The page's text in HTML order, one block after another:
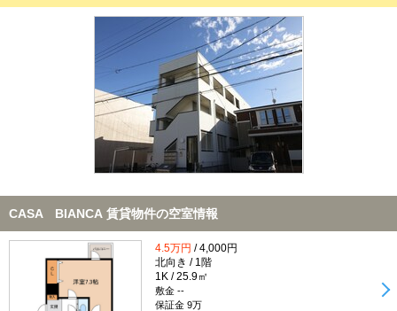
物件特集から
不動産会社から
TOP
CASA BIANCA 賃貸物件の空室情報
4.5万円 / 4,000円
北向き / 1階
1K / 25.9㎡
敷金 --
保証金 9万